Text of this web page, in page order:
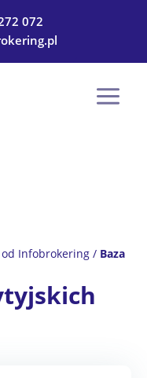
072
Infobrokering / Baza